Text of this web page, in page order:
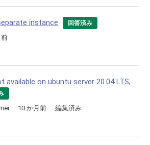
instance 回答済み
前
available on ubuntu server 20.04 LTS,
10 か月前
編集済み